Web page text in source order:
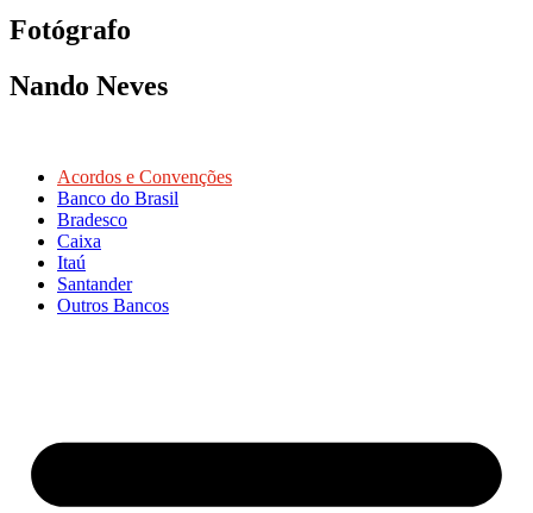
Fotógrafo
Nando Neves
Acordos e Convenções
Banco do Brasil
Bradesco
Caixa
Itaú
Santander
Outros Bancos